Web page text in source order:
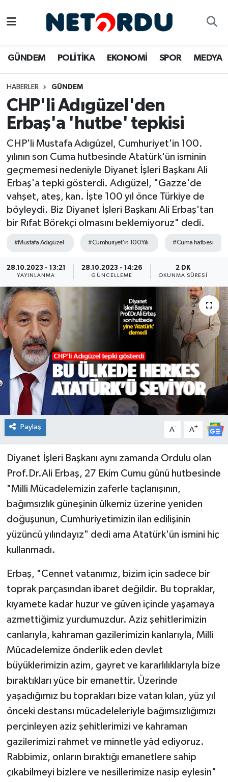
GÜNDEM POLİTİKA EKONOMİ SPOR MEDYA
HABERLER GÜNDEM
CHP'li Adıgüzel'den
Erbaş'a 'hutbe' tepkisi
CHP'li Mustafa Adıgüzel, Cumhuriyet'in 100.
yılının son Cuma hutbesinde Atatürk'ün isminin
geçmemesi nedeniyle Diyanet İşleri Başkanı Ali
Erbaş'a tepki gösterdi. Adıgüzel, "Gazze'de
vahşet, ateş, kan. İşte 100 yıl önce Türkiye de
böyleydi. Biz Diyanet İşleri Başkanı Ali Erbaş'tan
bir Rıfat Börekçi olmasını beklemiyoruz" dedi.
#Mustafa Adıgüzel #Cumhuriyet'in 100.Yılı #Cuma hatbesi
28.10.2023 - 13:21
YAYINLANMA
28.10.2023 - 14:26
GÜNCELLEME
2 DK
OKUNMA SÜRESI
Paylaş A- A+
Diyanet İşleri Başkanı aynı zamanda Ordulu olan
Prof.Dr.Ali Erbaş, 27 Ekim Cumu günü hutbesinde
"Milli Mücadelemizin zaferle taçlanışının,
bağımsızlık güneşinin ülkemiz üzerine yeniden
doğuşunun, Cumhuriyetimizin ilan edilişinin
yüzüncü yılındayız" dedi ama Atatürk'ün ismini hiç
kullanmadı.
Erbaş, "Cennet vatanımız, bizim için sadece bir
toprak parçasından ibaret değildir. Bu topraklar,
kıyamete kadar huzur ve güven içinde yaşamaya
azmettiğimiz yurdumuzdur. Aziz şehitlerimizin
canlarıyla, kahraman gazilerimizin kanlarıyla, Milli
Mücadelemize önderlik eden devlet
büyüklerimizin azim, gayret ve kararlılıklarıyla bize
bıraktıkları yüce bir emanettir. Üzerinde
yaşadığımız bu toprakları bize vatan kılan, yüz yıl
önceki destansı mücadeleleriyle bağımsızlığımızı
perçinleyen aziz şehitlerimizi ve kahraman
gazilerimizi rahmet ve minnetle yâd ediyoruz.
Rabbimiz, onların bıraktığı emanetlere sahip
çıkabilmeyi bizlere ve nesillerimize nasip eylesin"
DÜNYA
EĞİTİM
EKONOMİ
EMLAK
GÜNDEM
İNSAN
KADIN
KULTUR-SANAT
MAGAZİN
MEDYA
OTOMOBİL
ÖZEL HABER
POLİTİKA
RÖPORTAJ
SAĞLIK
TARIM
TEKNOLOJİ
VİDEO HABER
YAŞAM
Namaz Vakitleri
Trafik Durumu
Süper Lig Puan Durumu ve Fikstür
Tüm Manşetler
Son Dakika Haberleri
Haber Arşivi